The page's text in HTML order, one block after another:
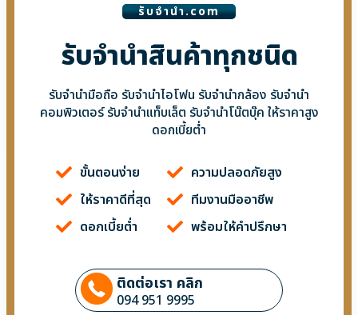
รับจํานํา.com
รับจำนำสินค้าทุกชนิด
รับจำนำมือถือ รับจำนำไอโฟน รับจำนำกล้อง รับจำนำ
คอมพิวเตอร์ รับจำนำแท็บเล็ต รับจำนำโน๊ตบุ๊ค ให้ราคาสูง
ดอกเบี้ยต่ำ
ขั้นตอนง่าย
ให้ราคาดีที่สุด
ดอกเบี้ยต่ำ
ความปลอดภัยสูง
ทีมงานมืออาชีพ
พร้อมให้คำปรึกษา
ติดต่อเรา คลิก
094 951 9995